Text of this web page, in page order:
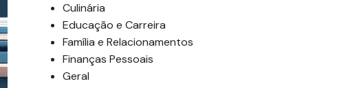
Culinária
Educação e Carreira
Família e Relacionamentos
Finanças Pessoais
Geral